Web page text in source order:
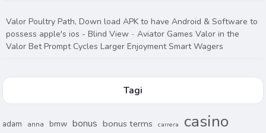
Valor Poultry Path, Down load APK to have Android & Software to
possess apple's ios - Blind View -Aviator Games Valor in the
Valor Bet Prompt Cycles Larger Enjoyment Smart Wagers
Tagi
adam anna bmw bonus bonus terms carrera casino